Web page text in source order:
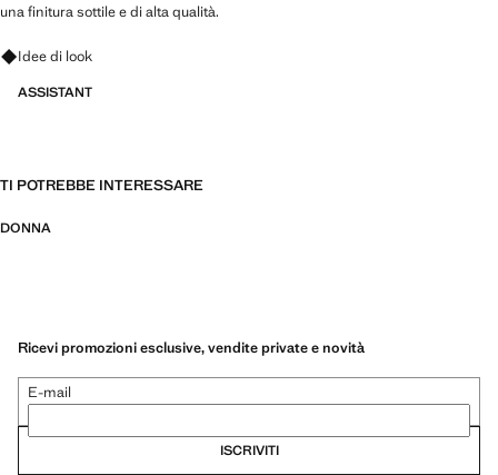
una finitura sottile e di alta qualità.
Fai domande su look, capi e tendenze
Idee di look
ASSISTANT
TI POTREBBE INTERESSARE
DONNA
Ricevi promozioni esclusive, vendite private e novità
E-mail
ISCRIVITI